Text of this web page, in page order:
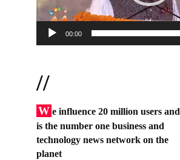
00:00
//
W e influence 20 million users and
is the number one business and
technology news network on the
planet